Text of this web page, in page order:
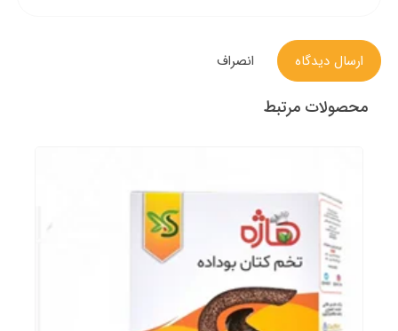
ارسال دیدگاه انصراف
محصولات مرتبط